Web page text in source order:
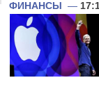
ФИНАНСЫ —